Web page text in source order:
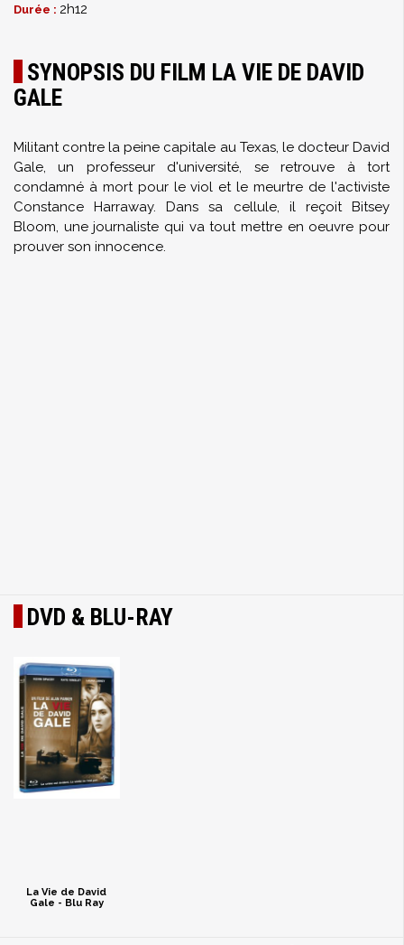
Durée : 2h12
SYNOPSIS DU FILM LA VIE DE DAVID
GALE
Militant contre la peine capitale au Texas, le docteur David
Gale, un professeur d'université, se retrouve à tort
condamné à mort pour le viol et le meurtre de l'activiste
Constance Harraway. Dans sa cellule, il reçoit Bitsey
Bloom, une journaliste qui va tout mettre en oeuvre pour
prouver son innocence.
DVD & BLU-RAY
La Vie de David
Gale - Blu Ray